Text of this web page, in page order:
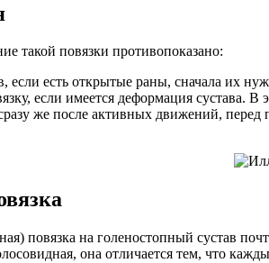
такой повязки противопоказано:
если есть открытые раны, сначала их
если имеется деформация сустава. В
же после активных движений,
повязка на голеностопный сустав
она отличается тем, что